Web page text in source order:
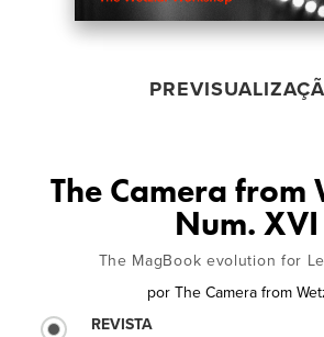
The Camera from
Num. XVI
The MagBook evolution for
por The Camera from
REVISTA